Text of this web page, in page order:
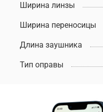
Ширина линзы
Ширина переносицы
Длина заушника
Тип оправы